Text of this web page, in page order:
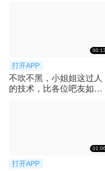
00:13
打开APP
不吹不黑，小姐姐这过人
的技术，比各位吧友如
01:06
打开APP